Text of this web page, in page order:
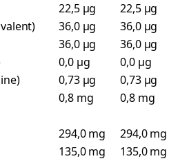
22,5 µg
22,5 µg
36,0 µg
36,0 µg
36,0 µg
36,0 µg
0,0 µg
0,0 µg
0,73 µg
0,73 µg
0,8 mg
0,8 mg
294,0 mg
294,0 mg
135,0 mg
135,0 mg